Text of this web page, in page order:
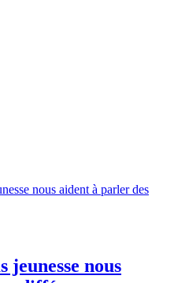
nous aident à parler des
jeunesse nous